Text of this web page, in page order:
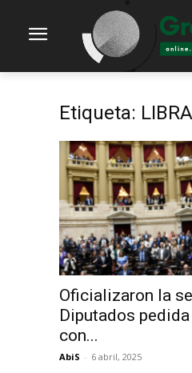
Etiqueta: LIBRA
Oficializaron la
Diputados
con...
AbiS - 6 abril, 2025